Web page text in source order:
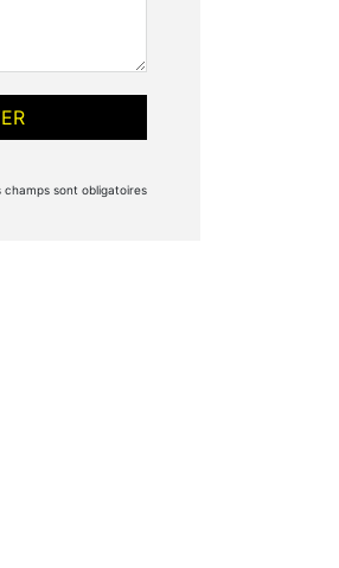
champs sont obligatoires